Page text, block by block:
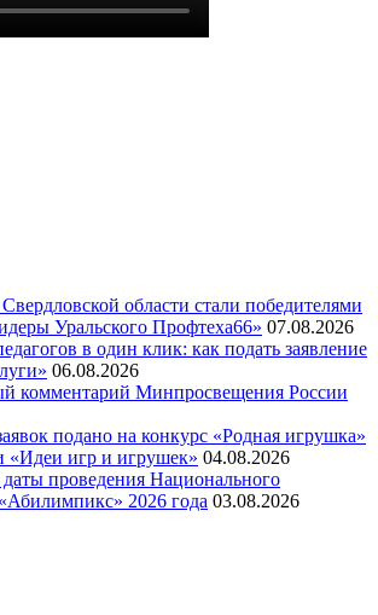
области стали победителями
Уральского Профтеха66» 07.08.2026
в один клик: как подать заявление
06.08.2026
комментарий Минпросвещения России
подано на конкурс «Родная игрушка»
«Идеи игр и игрушек» 04.08.2026
проведения Национального
2026 года 03.08.2026